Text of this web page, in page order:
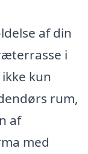
af din
i
kun
rum,
af
med